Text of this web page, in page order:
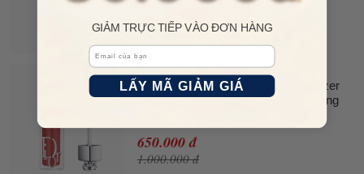
690.000 đ
1.300.000 đ
35% DIOR
Son Dưỡng Dior Addict Lip Maximizer
Màu 024 Intense Brick Đỏ Đất (Không
650.000 đ
1.000.000 đ
GIẢM TRỰC TIẾP VÀO ĐƠN HÀNG
Email
LẤY MÃ GIẢM GIÁ